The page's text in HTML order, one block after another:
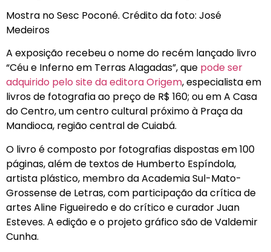
Mostra no Sesc Poconé. Crédito da foto: José
Medeiros
A exposição recebeu o nome do recém lançado livro
“Céu e Inferno em Terras Alagadas”, que pode ser
adquirido pelo site da editora Origem, especialista em
livros de fotografia ao preço de R$ 160; ou em A Casa
do Centro, um centro cultural próximo à Praça da
Mandioca, região central de Cuiabá.
O livro é composto por fotografias dispostas em 100
páginas, além de textos de Humberto Espíndola,
artista plástico, membro da Academia Sul-Mato-
Grossense de Letras, com participação da crítica de
artes Aline Figueiredo e do crítico e curador Juan
Esteves. A edição e o projeto gráfico são de Valdemir
Cunha.